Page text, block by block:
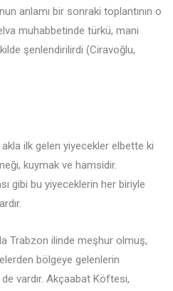
anlamı bir sonraki toplantının o
muhabbetinde türkü, mani
şenlendirilirdi (Ciravoğlu,
ilk gelen yiyecekler elbette ki
kuymak ve hamsidir.
gibi bu yiyeceklerin her biriyle
Trabzon ilinde meşhur olmuş,
bölgeye gelenlerin
vardır. Akçaabat Köftesi,